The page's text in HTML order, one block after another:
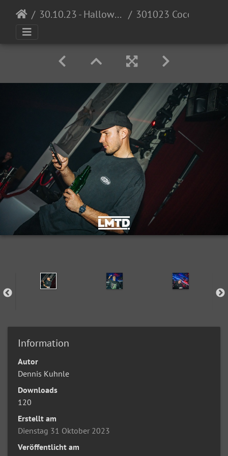
30.10.23 - Halloween Invasion @ Cocomo
Information
Autor
Dennis Kuhnle
Downloads
120
Erstellt am
Dienstag 31 Oktober 2023
Veröffentlicht am